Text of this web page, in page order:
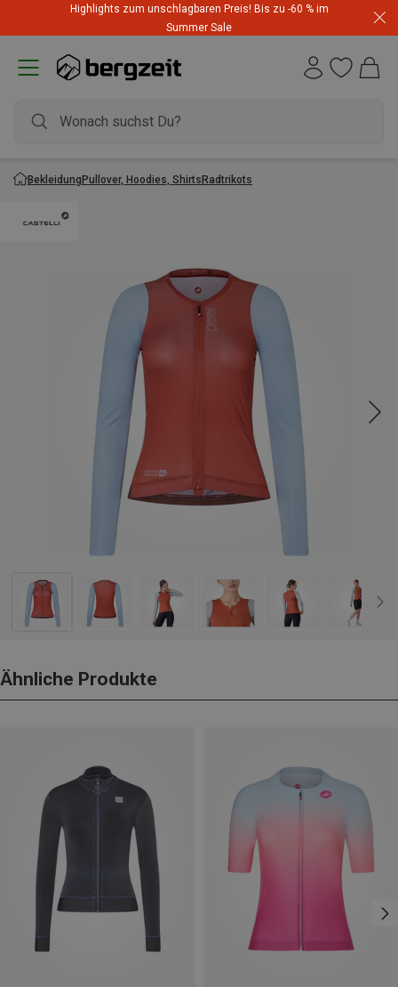
Highlights zum unschlagbaren Preis! Bis zu -60 % im
Summer Sale
BekleidungPullover, Hoodies, ShirtsRadtrikots
Ähnliche Produkte